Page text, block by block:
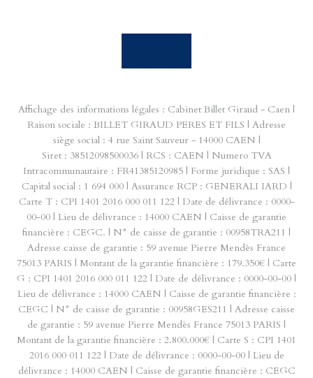
Affichage des informations légales : Cabinet Billet Giraud - Caen |
Raison sociale : BILLET GIRAUD PERES ET FILS | Adresse
siège social : 4 rue Saint Sauveur - 14000 CAEN |
Siret : 38512098500036 | RCS : CAEN | Numero TVA
Intracommunautaire : FR41385120985 | Forme juridique : SAS |
Capital social : 1 694 000 | Assurance RCP : GENERALI IARD |
Carte T : CPI 1401 2016 000 011 122 | Date de délivrance : 0000-
00-00 | Lieu de délivrance : 14000 CAEN | Caisse de garantie
financière : CEGC. | N° de caisse de garantie : 00958TRA211 |
Adresse caisse de garantie : 59 avenue Pierre Mendès France
75013 PARIS | Montant de la garantie financière : 179.350€ | Carte
G : CPI 1401 2016 000 011 122 | Date de délivrance : 0000-00-00 |
Lieu de délivrance : 14000 CAEN | Caisse de garantie financière :
CEGC | N° de caisse de garantie : 00958GES211 | Adresse caisse
de garantie : 59 avenue Pierre Mendès France 75013 PARIS |
Montant de la garantie financière : 2.800.000€ | Carte S : CPI 1401
2016 000 011 122 | Date de délivrance : 0000-00-00 | Lieu de
délivrance : 14000 CAEN | Caisse de garantie financière : CEGC